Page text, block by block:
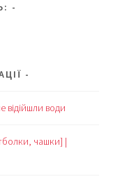
відійшли води
чашки] |